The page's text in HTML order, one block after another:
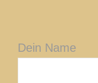
Dein Name